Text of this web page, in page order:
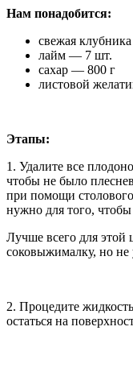
Нам понадобится:
свежая
лайм — 7 шт.
сахар — 800 г
листовой
Этапы:
1. Удалите все
чтобы не было
при помощи
нужно для того,
Лучше всего для этой
соковыжималку, но не
2. Процедите
остаться на